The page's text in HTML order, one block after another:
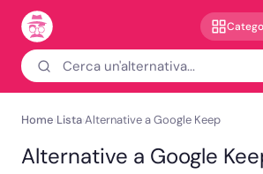
Home ListaAlternative a Google Keep
Alternative a Google